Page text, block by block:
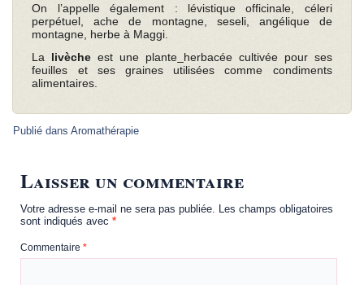
On l’appelle également : lévistique officinale, céleri
perpétuel, ache de montagne, seseli, angélique de
montagne, herbe à Maggi.
La livècheest une plante herbacée cultivée pour ses
feuilles et ses graines utilisées comme condiments
alimentaires.
Publié dans Aromathérapie
Laisser un commentaire
Votre adresse e-mail ne sera pas publiée.
Les champs obligatoires
sont indiqués avec*
Commentaire*